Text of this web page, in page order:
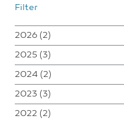
Filter
2026 (2)
2025 (3)
2024 (2)
2023 (3)
2022 (2)